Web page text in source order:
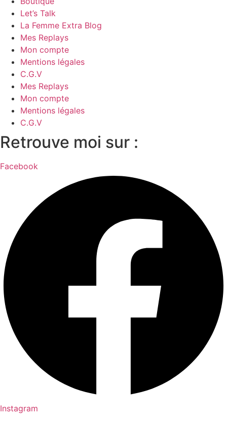
Let’s Talk
La Femme Extra Blog
Mes Replays
Mon compte
Mentions légales
C.G.V
Mes Replays
Mon compte
Mentions légales
C.G.V
Retrouve moi sur :
Facebook
Instagram